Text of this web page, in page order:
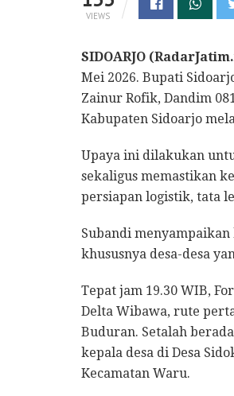
VIEWS
SIDOARJO
Mei 2026. Bupati
Zainur Rofik, Dandim
Kabupaten Sidoarjo
Upaya ini dilakukan
sekaligus memastikan
persiapan logistik, tata
Subandi
khususnya desa-desa
Tepat jam 19.30 WIB,
Delta Wibawa, rute
Buduran. Setalah
kepala desa di Desa
Kecamatan Waru.